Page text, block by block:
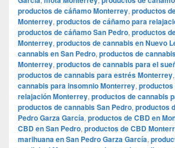
productos de cáñamo Monterrey, productos
Monterrey, productos de cáñamo para
productos de cáñamo San Pedro, productos
Monterrey, productos de cannabis en Nuevo
cannabis en San Pedro, productos de
Monterrey, productos de cannabis para el
productos de cannabis para estrés Monterrey,
cannabis para insomnio Monterrey, productos
relajación Monterrey, productos de cannabis
productos de cannabis San Pedro, productos
Pedro Garza García, productos de CBD en
CBD en San Pedro, productos de CBD
marihuana en San Pedro Garza García,